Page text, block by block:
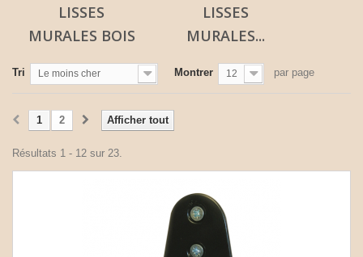
LISSES
MURALES BOIS
LISSES
MURALES...
Tri Le moins cher Montrer 12 par page
Afficher tout
1 2
Résultats 1 - 12 sur 23.